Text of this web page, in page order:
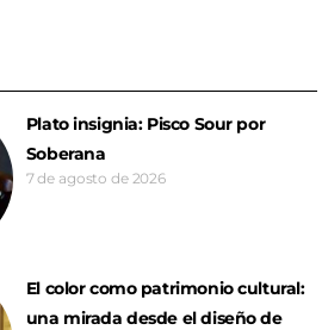
Plato insignia: Pisco Sour por
Soberana
7 de agosto de 2026
El color como patrimonio cultural:
una mirada desde el diseño de